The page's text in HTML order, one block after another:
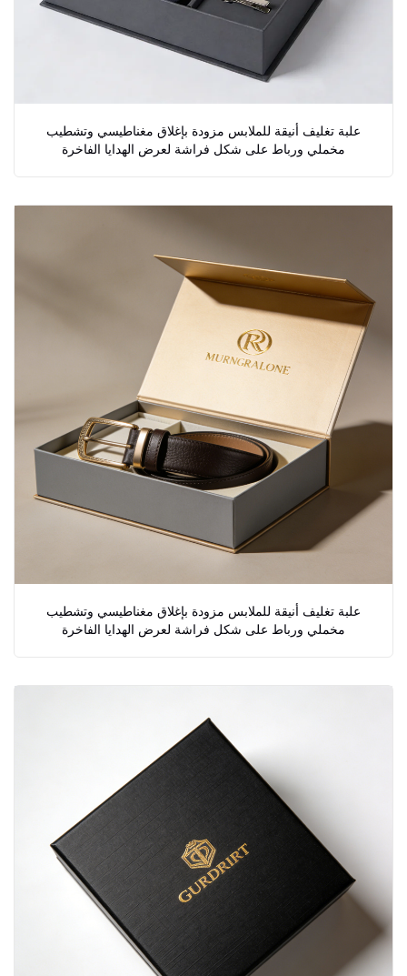
علبة تغليف أنيقة للملابس مزودة بإغلاق مغناطيسي وتشطيب
مخملي ورباط على شكل فراشة لعرض الهدايا الفاخرة
علبة تغليف أنيقة للملابس مزودة بإغلاق مغناطيسي وتشطيب
مخملي ورباط على شكل فراشة لعرض الهدايا الفاخرة